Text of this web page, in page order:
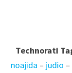
Technorati
noajida – judio –